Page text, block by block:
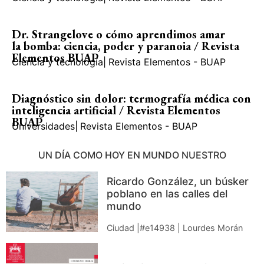
Dr. Strangelove o cómo aprendimos amar
la bomba: ciencia, poder y paranoia / Revista
Elementos BUAP
Ciencia y tecnología Revista Elementos - BUAP
Diagnóstico sin dolor: termografía médica con
inteligencia artificial / Revista Elementos
BUAP
Universidades Revista Elementos - BUAP
UN DÍA COMO HOY EN MUNDO NUESTRO
Ricardo González, un búsker
poblano en las calles del
mundo
Ciudad |#e14938 | Lourdes Morán